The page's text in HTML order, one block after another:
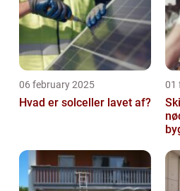
06 february 2025
Hvad er solceller lavet af?
01